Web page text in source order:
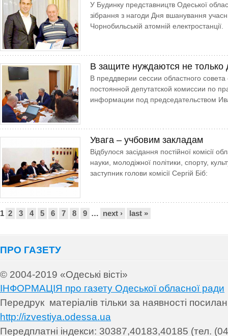
У Будинку представництв Одеської
зібрання з нагоди Дня вшанування
Чорнобильській атомній електростанції.
В защите нуждаются не только
В преддверии сессии областного
постоянной депутатской комиссии по
информации под председательством
Увага – учбовим закладам
Відбулося засідання постійної комісії
науки, молодіжної політики, спорту,
заступник голови комісії Сергій Біб:
Сторінки
1 2 3 4 5 6 7 8 9 … next › last »
ПРО ГАЗЕТУ
© 2004-2019 «Одеські вісті»
ІНФОРМАЦІЯ про газету Одеської обласної ради
Передрук матеріалів тільки за наявності
http://izvestiya.odessa.ua
Передплатні індекси: 30387,40183,40185 (тел.